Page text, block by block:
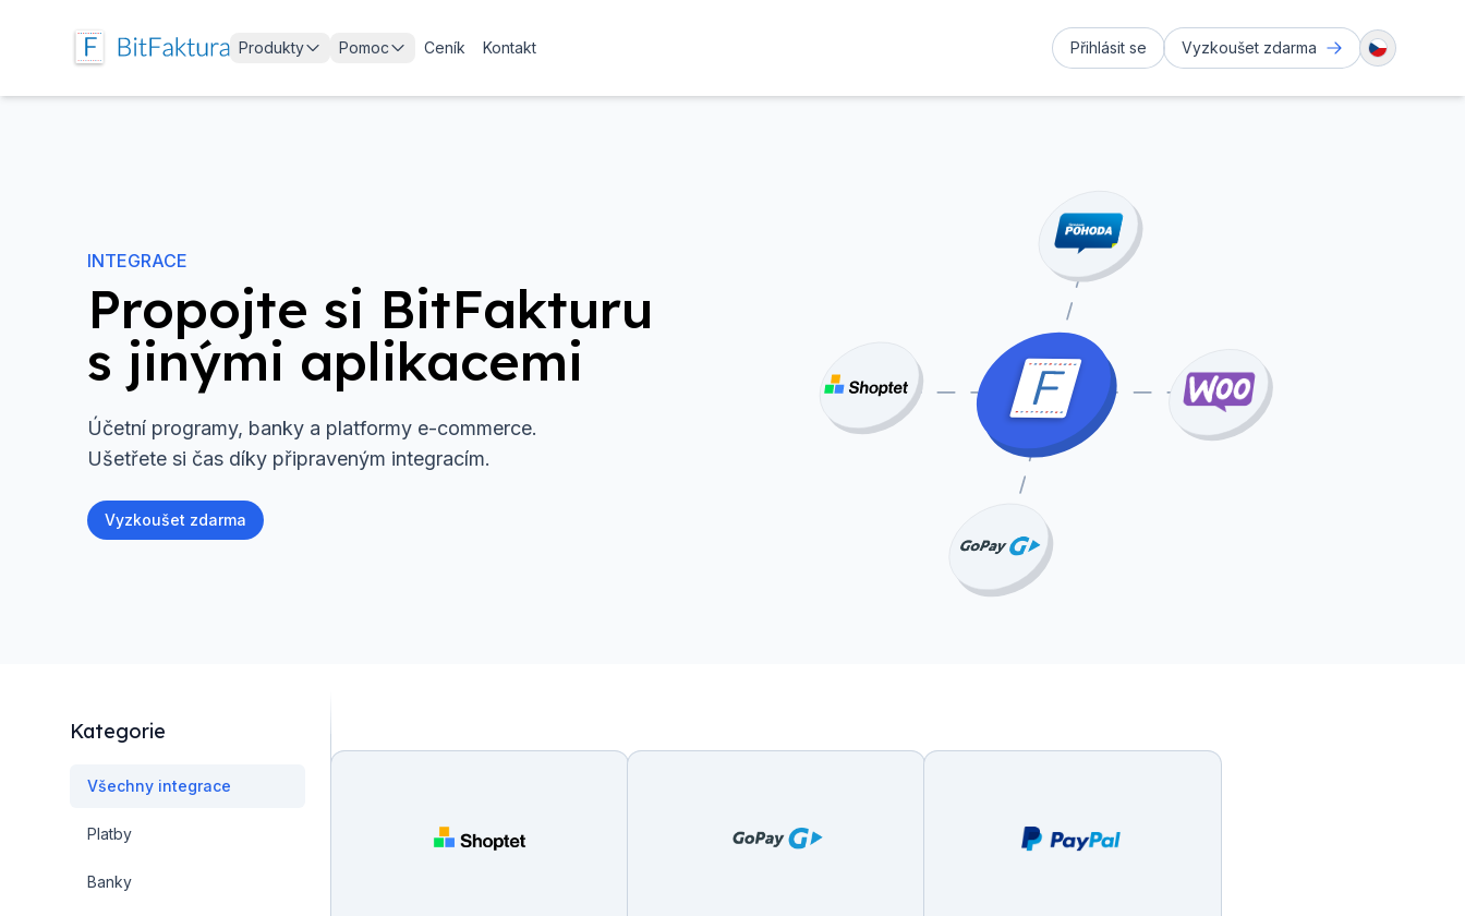
Produkty Pomoc Ceník Kontakt Přihlásit se Vyzkoušet zdarma
INTEGRACE
Propojte si BitFakturu
s jinými aplikacemi
Účetní programy, banky a platformy e-commerce.
Ušetřete si čas díky připraveným integracím.
Vyzkoušet zdarma
Kategorie
Všechny integrace
Platby
Banky